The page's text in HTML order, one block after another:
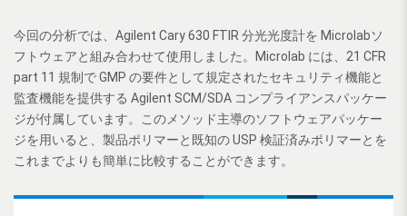
今回の分析では、Agilent Cary 630 FTIR 分光光度計を Microlabソ
フトウェアと組み合わせて使用しました。Microlab には、21 CFR
part 11 規制で GMP の要件として規定されたセキュリティ機能と
監査機能を提供する Agilent SCM/SDA コンプライアンスパッケー
ジが付属しています。このメソッド主導のソフトウェアパッケー
ジを用いると、製品ポリマーと既知の USP 検証済みポリマーとを
これまでよりも簡単に比較することができます。